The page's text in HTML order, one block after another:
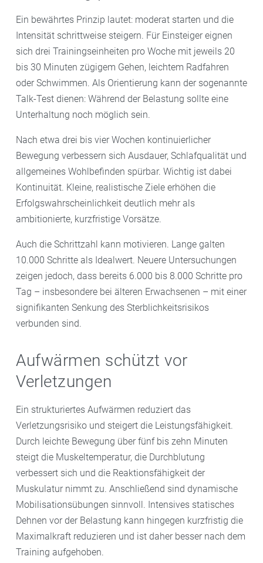
Ein bewährtes Prinzip lautet: moderat starten und die
Intensität schrittweise steigern. Für Einsteiger eignen
sich drei Trainingseinheiten pro Woche mit jeweils 20
bis 30 Minuten zügigem Gehen, leichtem Radfahren
oder Schwimmen. Als Orientierung kann der sogenannte
Talk-Test dienen: Während der Belastung sollte eine
Unterhaltung noch möglich sein.
Nach etwa drei bis vier Wochen kontinuierlicher
Bewegung verbessern sich Ausdauer, Schlafqualität und
allgemeines Wohlbefinden spürbar. Wichtig ist dabei
Kontinuität. Kleine, realistische Ziele erhöhen die
Erfolgswahrscheinlichkeit deutlich mehr als
ambitionierte, kurzfristige Vorsätze.
Auch die Schrittzahl kann motivieren. Lange galten
10.000 Schritte als Idealwert. Neuere Untersuchungen
zeigen jedoch, dass bereits 6.000 bis 8.000 Schritte pro
Tag – insbesondere bei älteren Erwachsenen – mit einer
signifikanten Senkung des Sterblichkeitsrisikos
verbunden sind.
Aufwärmen schützt vor
Verletzungen
Ein strukturiertes Aufwärmen reduziert das
Verletzungsrisiko und steigert die Leistungsfähigkeit.
Durch leichte Bewegung über fünf bis zehn Minuten
steigt die Muskeltemperatur, die Durchblutung
verbessert sich und die Reaktionsfähigkeit der
Muskulatur nimmt zu. Anschließend sind dynamische
Mobilisationsübungen sinnvoll. Intensives statisches
Dehnen vor der Belastung kann hingegen kurzfristig die
Maximalkraft reduzieren und ist daher besser nach dem
Training aufgehoben.